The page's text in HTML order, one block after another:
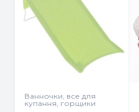
Ванночки, все для
купання, горщики